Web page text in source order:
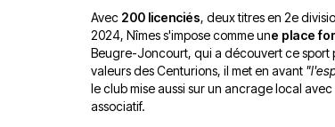
Avec 200 licenciés, deux titres en 2e
2024, Nîmes s'impose comme une place
Beugre-Joncourt, qui a découvert ce sport
valeurs des Centurions, il met en avant
le club mise aussi sur un ancrage local
associatif.